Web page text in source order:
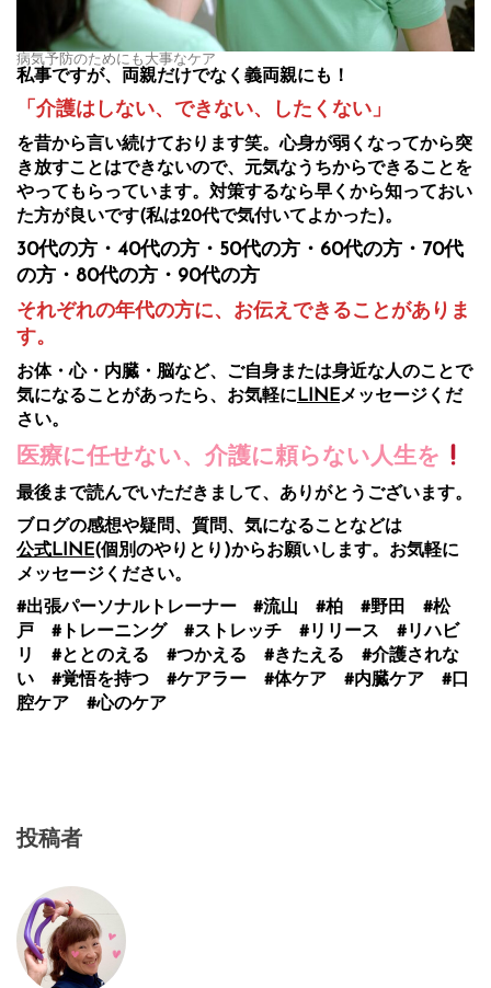
病気予防のためにも大事なケア
私事ですが、両親だけでなく義両親にも！
「介護はしない、できない、したくない」
を昔から言い続けております笑。心身が弱くなってから突
き放すことはできないので、元気なうちからできることを
やってもらっています。対策するなら早くから知っておい
た方が良いです(私は20代で気付いてよかった)。
30代の方・40代の方・50代の方・60代の方・70代
の方・80代の方・90代の方
それぞれの年代の方に、お伝えできることがありま
す。
お体・心・内臓・脳など、ご自身または身近な人のことで
気になることがあったら、お気軽に LINEメッセージくだ
さい。
医療に任せない、介護に頼らない人生を
最後まで読んでいただきまして、ありがとうございます。
ブログの感想や疑問、質問、気になることなどは
公式LINE(個別のやりとり)からお願いします。お気軽に
メッセージください。
#出張パーソナルトレーナー #流山 #柏 #野田 #松
戸 #トレーニング #ストレッチ #リリース #リハビ
リ #ととのえる #つかえる #きたえる #介護されな
い #覚悟を持つ #ケアラー #体ケア #内臓ケア #口
腔ケア #心のケア
投稿者